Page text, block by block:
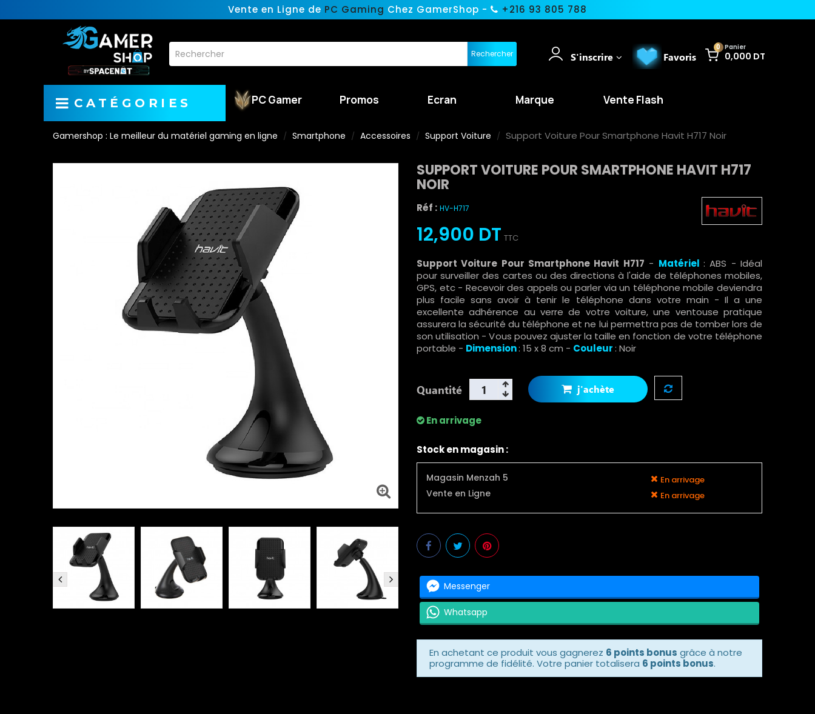
Vente en Ligne de PC Gaming Chez GamerShop - +216 93 805 788
Rechercher
0 Panier
0,000 DT
Favoris
S'inscrire
CATÉGORIES PC Gamer Promos Ecran Marque Vente Flash
Gamershop : Le meilleur du matériel gaming en ligne Smartphone Accessoires Support Voiture Support Voiture Pour Smartphone Havit H717 Noir
SUPPORT VOITURE POUR SMARTPHONE HAVIT H717
NOIR
Réf : HV-H717
12,900 DT TTC
Support Voiture Pour Smartphone Havit H717 - Matériel : ABS - Idéal
pour surveiller des cartes ou des directions à l'aide de téléphones mobiles,
GPS, etc - Recevoir des appels ou parler via un téléphone mobile deviendra
plus facile sans avoir à tenir le téléphone dans votre main - Il a une
excellente adhérence au verre de votre voiture, une ventouse pratique
assurera la sécurité du téléphone et ne lui permettra pas de tomber lors de
son utilisation - Vous pouvez ajuster la taille en fonction de votre téléphone
portable - Dimension: 15 x 8 cm - Couleur: Noir
Quantité j'achète
En arrivage
Stock en magasin :
Magasin Menzah 5 En arrivage
Vente en Ligne En arrivage
Messenger
Whatsapp
En achetant ce produit vous gagnerez 6 points bonus grâce à notre
programme de fidélité. Votre panier totalisera 6 points bonus.